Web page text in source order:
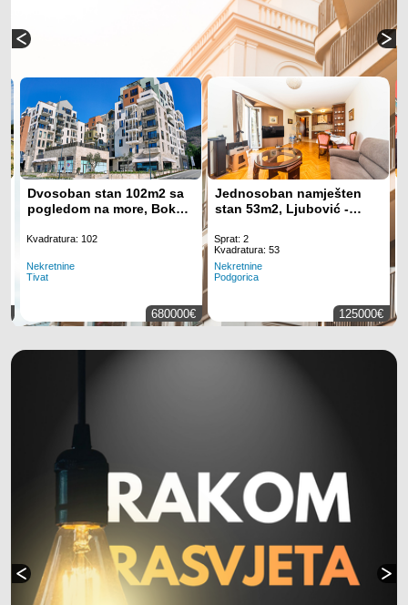
Dvosoban stan 102m2 sa
pogledom na more, Boka
Kvadratura: 102
Nekretnine
Tivat
680000€
Jednosoban namješten
stan 53m2, Ljubović -
Sprat: 2
Kvadratura: 53
Nekretnine
Podgorica
125000€